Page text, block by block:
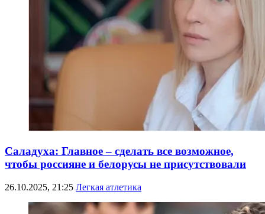
Саладуха: Главное – сделать все возможное,
чтобы россияне и белорусы не присутствовали
26.10.2025, 21:25 Легкая атлетика